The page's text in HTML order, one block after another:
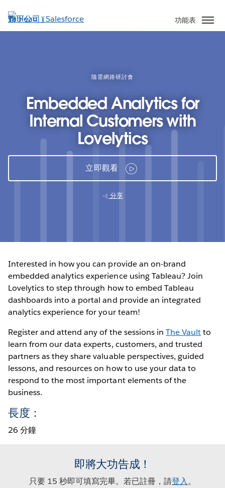
至
主
功能表
隨需網路研討會
Embedded Analytics for
Internal Customers with
Lovelytics
立即觀看
分享
Interested in how you can provide an on-brand
embedded analytics experience using Tableau? Join
Lovelytics to step through how to embed Tableau
dashboards into a portal and provide an integrated
analytics experience for your team!
Register and attend any of the sessions in The Vaultto
learn from our data experts, customers, and trusted
partners as they share valuable perspectives, guided
lessons, and resources on how to use your data to
respond to the most important elements of the
business.
長度：
26 分鐘
即將大功告成！
只要 15 秒即可填寫完畢。若已註冊，請登入。